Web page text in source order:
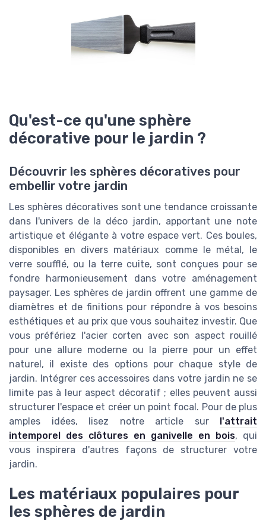
Qu'est-ce qu'une sphère
décorative pour le jardin ?
Découvrir les sphères décoratives pour
embellir votre jardin
Les sphères décoratives sont une tendance croissante
dans l'univers de la déco jardin, apportant une note
artistique et élégante à votre espace vert. Ces boules,
disponibles en divers matériaux comme le métal, le
verre soufflé, ou la terre cuite, sont conçues pour se
fondre harmonieusement dans votre aménagement
paysager. Les sphères de jardin offrent une gamme de
diamètres et de finitions pour répondre à vos besoins
esthétiques et au prix que vous souhaitez investir. Que
vous préfériez l'acier corten avec son aspect rouillé
pour une allure moderne ou la pierre pour un effet
naturel, il existe des options pour chaque style de
jardin. Intégrer ces accessoires dans votre jardin ne se
limite pas à leur aspect décoratif ; elles peuvent aussi
structurer l'espace et créer un point focal. Pour de plus
amples idées, lisez notre article sur l'attrait
intemporel des clôtures en ganivelle en bois, qui
vous inspirera d'autres façons de structurer votre
jardin.
Les matériaux populaires pour
les sphères de jardin